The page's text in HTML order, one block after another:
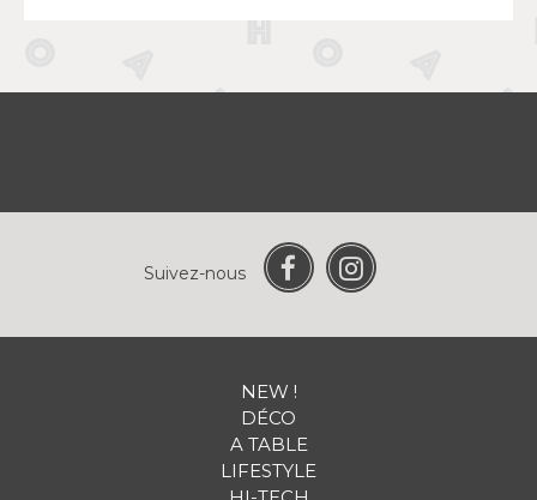
Suivez-nous
NEW !
DÉCO
A TABLE
LIFESTYLE